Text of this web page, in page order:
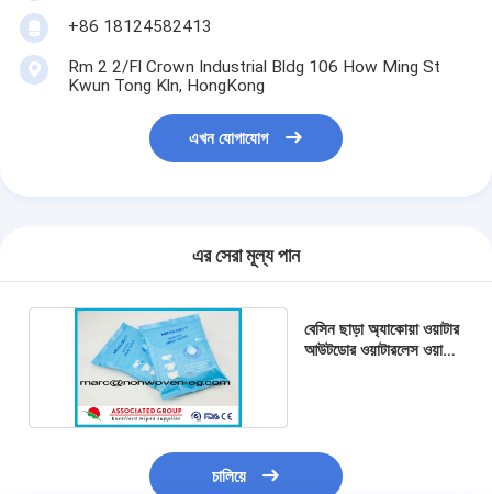
+86 18124582413
Rm 2 2/Fl Crown Industrial Bldg 106 How Ming St
Kwun Tong Kln, HongKong
এখন যোগাযোগ
এর সেরা মূল্য পান
বেসিন ছাড়া অ্যাকোয়া ওয়াটার
আউটডোর ওয়াটারলেস ওয়াশ
চালিয়ে